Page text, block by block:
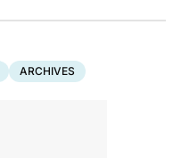
ARCHIVES